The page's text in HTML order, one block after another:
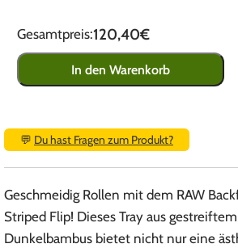
Gesamtpreis:120,40€
In den Warenkorb
💬 Du hast Fragen zum Produkt?
Geschmeidig Rollen mit dem RAW
Striped Flip! Dieses Tray aus
Dunkelbambus bietet nicht nur eine